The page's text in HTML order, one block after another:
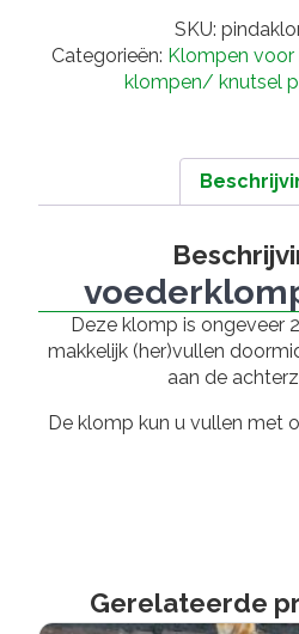
SKU:
Categorieën: Klompen voor
klompen/ knutsel
Deze klomp is ongeveer
makkelijk (her)vullen
aan de
De klomp kun u vullen met
Gerelateerde